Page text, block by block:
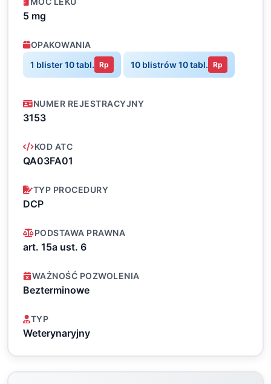
5 mg
OPAKOWANIA
1 blister 10 tabl. Rp 10 blistrów 10 tabl. Rp
NUMER REJESTRACYJNY
3153
KOD ATC
QA03FA01
TYP PROCEDURY
DCP
PODSTAWA PRAWNA
art. 15a ust. 6
WAŻNOŚĆ POZWOLENIA
Bezterminowe
TYP
Weterynaryjny